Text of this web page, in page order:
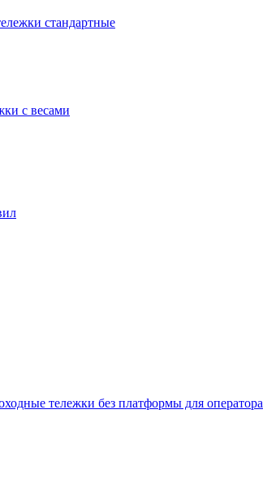
стандартные
с весами
тележки без платформы для оператора